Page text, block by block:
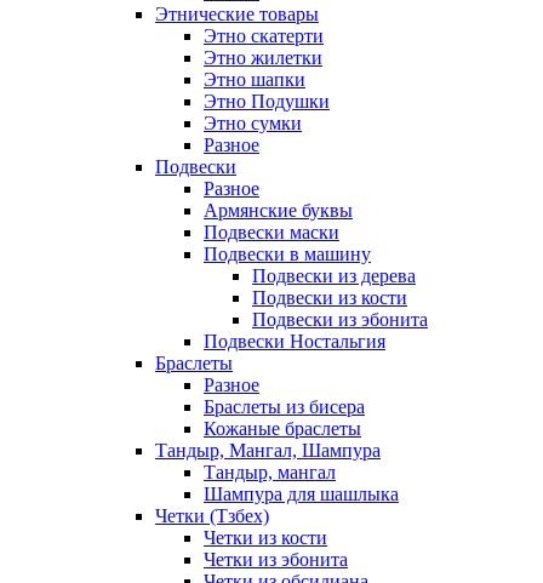
Этнические товары
Этно скатерти
Этно жилетки
Этно шапки
Этно Подушки
Этно сумки
Разное
Подвески
Разное
Армянские буквы
Подвески маски
Подвески в машину
Подвески из дерева
Подвески из кости
Подвески из эбонита
Подвески Ностальгия
Браслеты
Разное
Браслеты из бисера
Кожаные браслеты
Тандыр, Мангал, Шампура
Тандыр, мангал
Шампура для шашлыка
Четки (Тзбех)
Четки из кости
Четки из эбонита